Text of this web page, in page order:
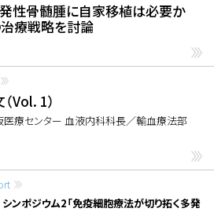
性骨髄腫に自家移植は必要か
療戦略を討論
Vol. 1）
医療センター 血液内科科長／輸血療法部
シンポジウム2「免疫細胞療法が切り拓く多発